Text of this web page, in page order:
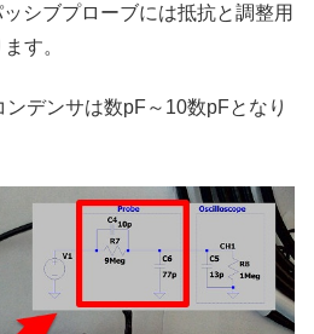
シブプローブには抵抗と調整用
す。
デンサは数pF～10数pFとなり